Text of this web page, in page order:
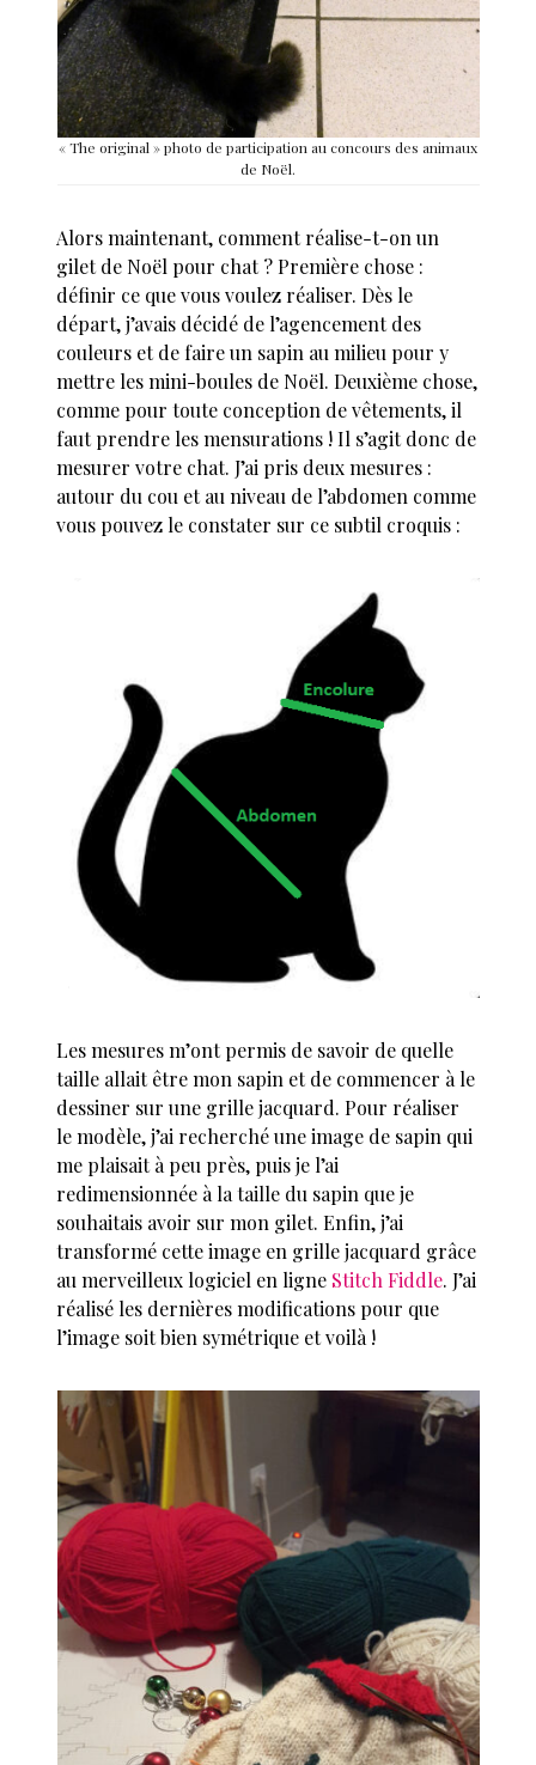
« The original » photo de participation au concours des animaux
de Noël.
Alors maintenant, comment réalise-t-on un
gilet de Noël pour chat ? Première chose :
définir ce que vous voulez réaliser. Dès le
départ, j’avais décidé de l’agencement des
couleurs et de faire un sapin au milieu pour y
mettre les mini-boules de Noël. Deuxième chose,
comme pour toute conception de vêtements, il
faut prendre les mensurations ! Il s’agit donc de
mesurer votre chat. J’ai pris deux mesures :
autour du cou et au niveau de l’abdomen comme
vous pouvez le constater sur ce subtil croquis :
Les mesures m’ont permis de savoir de quelle
taille allait être mon sapin et de commencer à le
dessiner sur une grille jacquard. Pour réaliser
le modèle, j’ai recherché une image de sapin qui
me plaisait à peu près, puis je l’ai
redimensionnée à la taille du sapin que je
souhaitais avoir sur mon gilet. Enfin, j’ai
transformé cette image en grille jacquard grâce
au merveilleux logiciel en ligne Stitch Fiddle. J’ai
réalisé les dernières modifications pour que
l’image soit bien symétrique et voilà !